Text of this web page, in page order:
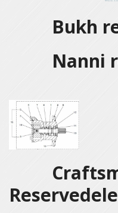
Bukh
Nanni
Reservedele